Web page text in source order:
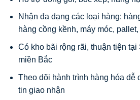
Nhận đa dạng các loại hàng:
hàng cồng kềnh, máy móc,
Có kho bãi rộng rãi, thuận tiện tại
miền Bắc
Theo dõi hành trình hàng hóa dễ
tin giao nhận